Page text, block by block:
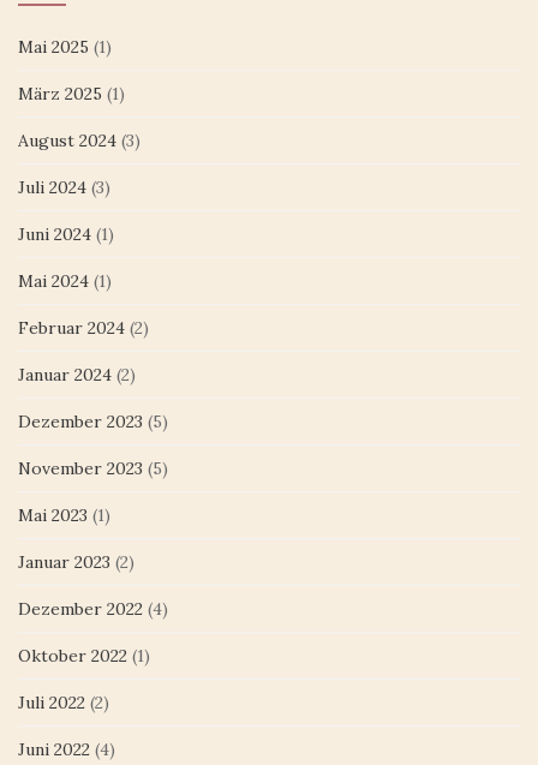
Mai 2025 (1)
März 2025 (1)
August 2024 (3)
Juli 2024 (3)
Juni 2024 (1)
Mai 2024 (1)
Februar 2024 (2)
Januar 2024 (2)
Dezember 2023 (5)
November 2023 (5)
Mai 2023 (1)
Januar 2023 (2)
Dezember 2022 (4)
Oktober 2022 (1)
Juli 2022 (2)
Juni 2022 (4)